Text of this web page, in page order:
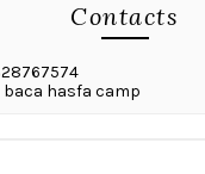
Contacts
hasfa camp